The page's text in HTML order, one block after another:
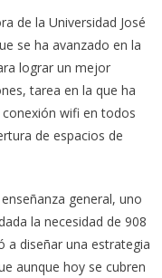
de la Universidad José
se ha avanzado en la
lograr un mejor
tarea en la que ha
wifi en todos
de espacios de
general, uno
la necesidad de 908
a diseñar una estrategia
aunque hoy se cubren